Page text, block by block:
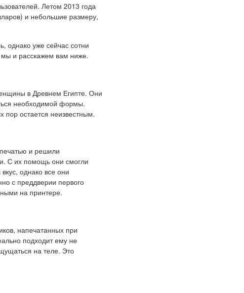
Летом 2013 года
и небольшие размеру,
однако уже сейчас сотни
мы и расскажем вам ниже.
в Древнем Египте. Они
необходимой формы.
пор остается неизвестным.
и решили
С их помощь они смогли
однако все они
с преддверии первого
на принтере.
напечатанных при
подходит ему не
на теле. Это